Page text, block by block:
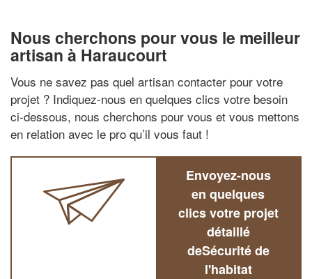
Nous cherchons pour vous le meilleur
artisan à Haraucourt
Vous ne savez pas quel artisan contacter pour votre
projet ? Indiquez-nous en quelques clics votre besoin
ci-dessous, nous cherchons pour vous et vous mettons
en relation avec le pro qu’il vous faut !
Envoyez-nous
en quelques
clics votre projet
détaillé
deSécurité de
l'habitat